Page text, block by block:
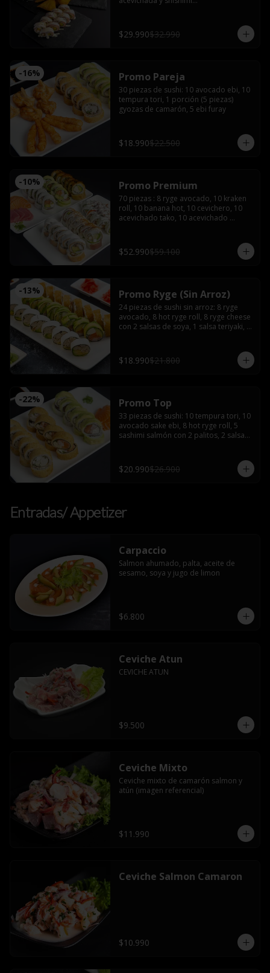
salmón con salsa acevichada.
Acevichado tako: Pulpo furay, palta
$29.990$32.990
-16% Promo Pareja
30 piezas de sushi: 10 avocado ebi, 10
tempura tori, 1 porción (5 piezas)
gyozas de camarón, 5 ebi furay
$18.990$22.500
-10% Promo Premium
70 piezas : 8 ryge avocado, 10 kraken
roll, 10 banana hot, 10 cevichero, 10
acevichado tako, 10 acevichado
de soya, 3 salsas teriyaki 5 palitos, 2
wasabi y 2 jengibre
$52.990$59.100
-13% Promo Ryge (Sin Arroz)
24 piezas de sushi sin arroz: 8 ryge
avocado, 8 hot ryge roll, 8 ryge cheese
con 2 salsas de soya, 1 salsa teriyaki, 2
$18.990$21.800
-22% Promo Top
33 piezas de sushi: 10 tempura tori, 10
avocado sake ebi, 8 hot ryge roll, 5
sashimi salmón con 2 palitos, 2 salsas
$20.990$26.900
Entradas/ Appetizer
Carpaccio
Salmon ahumado, palta, aceite de
sesamo, soya y jugo de limon
$6.800
Ceviche Atun
CEVICHE ATUN
$9.500
Ceviche Mixto
Ceviche mixto de camarón salmon y
atún (imagen referencial)
$11.990
Ceviche Salmon Camaron
$10.990